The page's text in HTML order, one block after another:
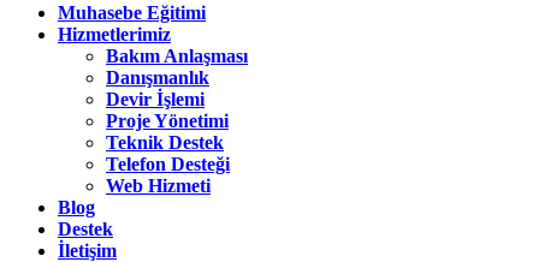
Muhasebe Eğitimi
Hizmetlerimiz
Bakım Anlaşması
Danışmanlık
Devir İşlemi
Proje Yönetimi
Teknik Destek
Telefon Desteği
Web Hizmeti
Blog
Destek
İletişim